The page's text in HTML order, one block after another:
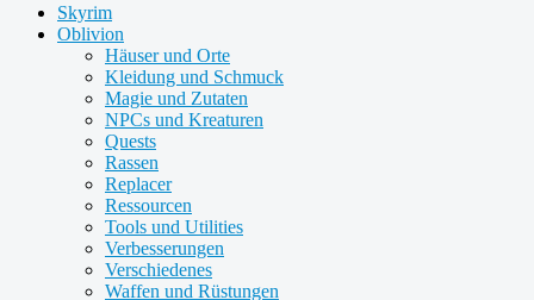
Skyrim
Oblivion
Häuser und Orte
Kleidung und Schmuck
Magie und Zutaten
NPCs und Kreaturen
Quests
Rassen
Replacer
Ressourcen
Tools und Utilities
Verbesserungen
Verschiedenes
Waffen und Rüstungen